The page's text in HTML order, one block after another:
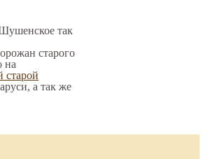
так
старого
на
старой
а так же